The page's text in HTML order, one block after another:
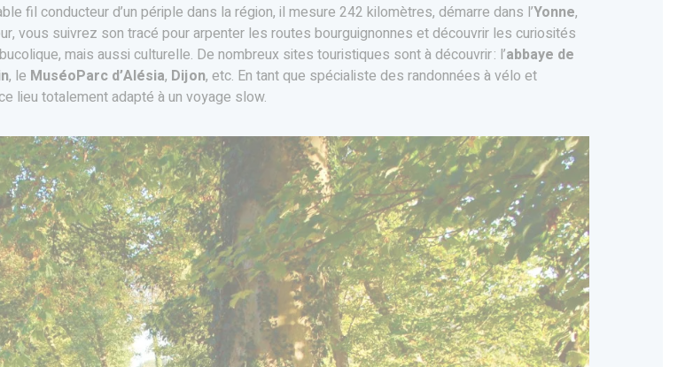
fil conducteur d’un périple dans la région, il mesure 242 kilomètres, démarre dans l’Yonne,
vous suivrez son tracé pour arpenter les routes bourguignonnes et découvrir les curiosités
mais aussi culturelle. De nombreux sites touristiques sont à découvrir : l’abbaye de
, le MuséoParc d’Alésia, Dijon, etc. En tant que spécialiste des randonnées à vélo et
lieu totalement adapté à un voyage slow.